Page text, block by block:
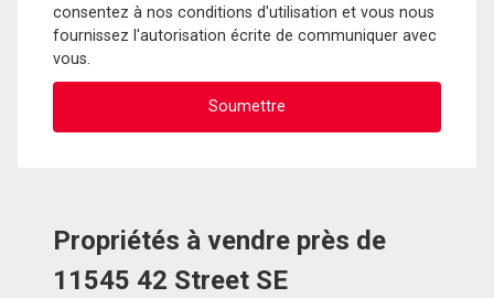
consentez à nos conditions d'utilisation et vous nous
fournissez l'autorisation écrite de communiquer avec
vous.
Propriétés à vendre près de
11545 42 Street SE